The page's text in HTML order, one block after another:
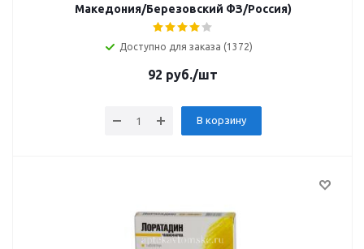
Македония/Березовский ФЗ/Россия)
Доступно для заказа (1372)
92 руб./шт
В корзину